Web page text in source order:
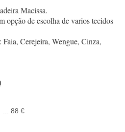
Macissa.
opção de escolha de varios tecidos
Faia, Cerejeira, Wengue, Cinza,
... 88 €